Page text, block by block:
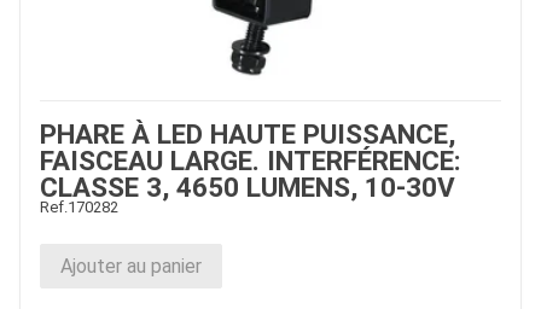
PHARE À LED HAUTE PUISSANCE,
FAISCEAU LARGE. INTERFÉRENCE:
CLASSE 3, 4650 LUMENS, 10-30V
Ref. 170282
Ajouter au panier